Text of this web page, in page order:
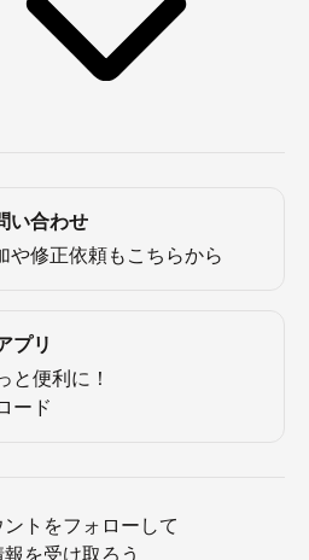
い合わせ
や修正依頼もこちらから
プリ
と便利に！
ード
トをフォローして
を受け取ろう